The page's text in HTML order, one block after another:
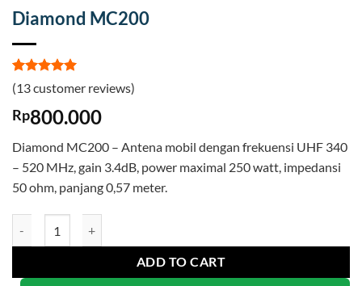
Diamond MC200
Rated5
out of 5
based on
13
customer
(13customer reviews)
Rp800.000
Diamond MC200 – Antena mobil dengan frekuensi UHF 340
– 520 MHz, gain 3.4dB, power maximal 250 watt, impedansi
50 ohm, panjang 0,57 meter.
ADD TO CART